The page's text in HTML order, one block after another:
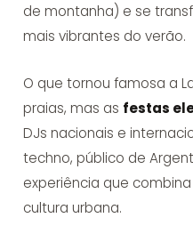
de montanha) e se
mais vibrantes do verão.
O que tornou famosa a
praias, mas as festas
DJs nacionais e
techno, público de
experiência que
cultura urbana.